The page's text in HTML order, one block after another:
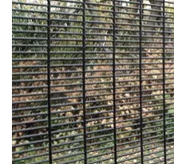
Waarom Drato
Een
Persoonlijk